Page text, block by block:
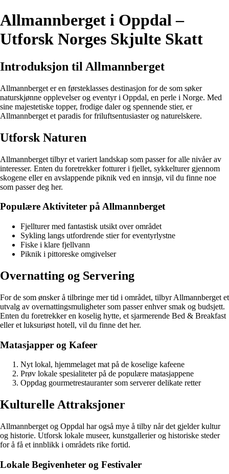
Allmannberget i Oppdal –
Utforsk Norges Skjulte Skatt
Introduksjon til Allmannberget
Allmannberget er en førsteklasses destinasjon for de som søker
naturskjønne opplevelser og eventyr i Oppdal, en perle i Norge. Med
sine majestetiske topper, frodige daler og spennende stier, er
Allmannberget et paradis for friluftsentusiaster og naturelskere.
Utforsk Naturen
Allmannberget tilbyr et variert landskap som passer for alle nivåer av
interesser. Enten du foretrekker fotturer i fjellet, sykkelturer gjennom
skogene eller en avslappende piknik ved en innsjø, vil du finne noe
som passer deg her.
Populære Aktiviteter på Allmannberget
Fjellturer med fantastisk utsikt over området
Sykling langs utfordrende stier for eventyrlystne
Fiske i klare fjellvann
Piknik i pittoreske omgivelser
Overnatting og Servering
For de som ønsker å tilbringe mer tid i området, tilbyr Allmannberget et
utvalg av overnattingsmuligheter som passer enhver smak og budsjett.
Enten du foretrekker en koselig hytte, et sjarmerende Bed & Breakfast
eller et luksuriøst hotell, vil du finne det her.
Matasjapper og Kafeer
Nyt lokal, hjemmelaget mat på de koselige kafeene
Prøv lokale spesialiteter på de populære matasjappene
Oppdag gourmetrestauranter som serverer delikate retter
Kulturelle Attraksjoner
Allmannberget og Oppdal har også mye å tilby når det gjelder kultur
og historie. Utforsk lokale museer, kunstgallerier og historiske steder
for å få et innblikk i områdets rike fortid.
Lokale Begivenheter og Festivaler